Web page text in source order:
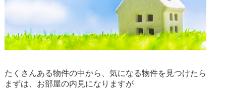
たくさんある物件の中から、気になる物件を見つけたら
まずは、お部屋の内見になりますが